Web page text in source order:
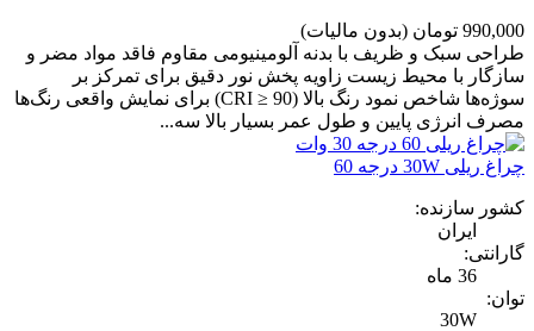
990,000 تومان
(بدون مالیات)
طراحی سبک و ظریف با بدنه آلومینیومی مقاوم فاقد مواد مضر و
سازگار با محیط زیست زاویه پخش نور دقیق برای تمرکز بر
سوژه‌ها شاخص نمود رنگ بالا (CRI ≥ 90) برای نمایش واقعی رنگ‌ها
مصرف انرژی پایین و طول عمر بسیار بالا سه...
چراغ ریلی 30W درجه 60
کشور سازنده:
ایران
گارانتی:
36 ماه
توان:
30W